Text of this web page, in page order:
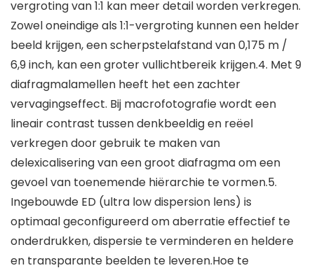
vergroting van 1:1 kan meer detail worden verkregen.
Zowel oneindige als 1:1-vergroting kunnen een helder
beeld krijgen, een scherpstelafstand van 0,175 m /
6,9 inch, kan een groter vullichtbereik krijgen.4. Met 9
diafragmalamellen heeft het een zachter
vervagingseffect. Bij macrofotografie wordt een
lineair contrast tussen denkbeeldig en reëel
verkregen door gebruik te maken van
delexicalisering van een groot diafragma om een ​​
gevoel van toenemende hiërarchie te vormen.5.
Ingebouwde ED (ultra low dispersion lens) is
optimaal geconfigureerd om aberratie effectief te
onderdrukken, dispersie te verminderen en heldere
en transparante beelden te leveren.Hoe te